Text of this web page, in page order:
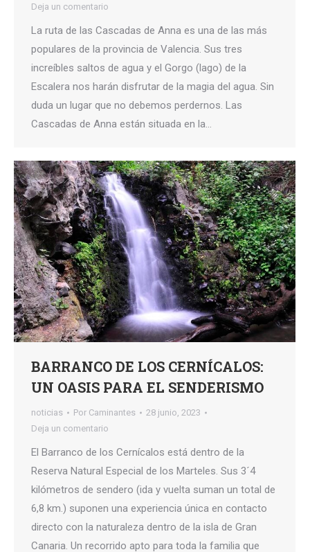
Deja un comentario
La ruta de las Cascadas de Anna es una de las más
populares de la provincia de Valencia. Sus tres
increíbles saltos de agua y el Gorgo (lago) de la
Escalera nos harán disfrutar de la magia del agua. Sin
duda un lugar que no debemos perdernos. Las
Cascadas de Anna están situada en la…
BARRANCO DE LOS CERNÍCALOS:
UN OASIS PARA EL SENDERISMO
noticias Por Caminantes
28 junio, 2023
Deja un comentario
El Barranco de los Cernícalos está dentro de la
Reserva Natural Especial de los Marteles. Sus 3´4
kilómetros de sendero (ida y vuelta suman un total de
6,8 km.) suponen una experiencia única en contacto
directo con la naturaleza dentro de la isla de Gran
Canaria. Un recorrido apto para toda la familia que